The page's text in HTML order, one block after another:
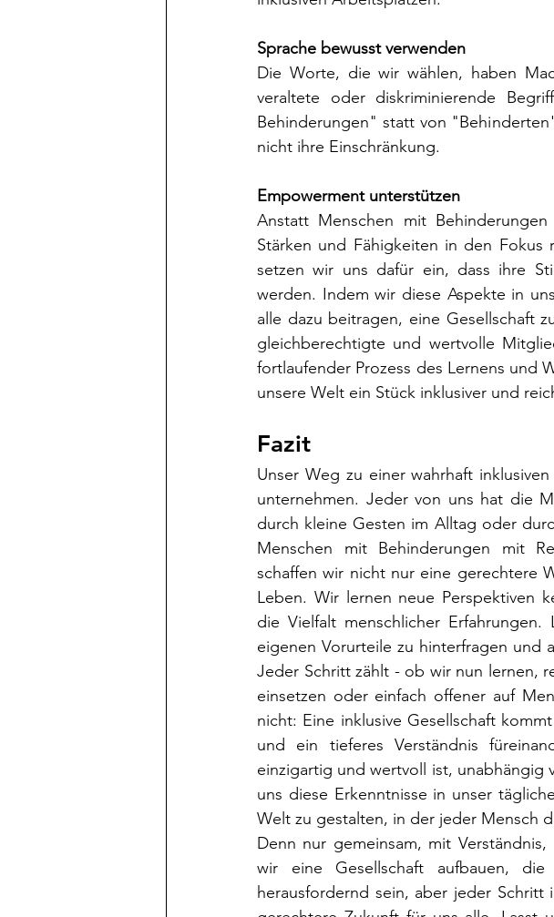
Sprache bewusst verwenden
Die Worte, die wir wählen, haben
veraltete oder diskriminierende
Behinderungen" statt von
nicht ihre Einschränkung.
Empowerment unterstützen
Anstatt Menschen mit
Stärken und Fähigkeiten in den Fokus
setzen wir uns dafür ein, dass ihre
werden. Indem wir diese Aspekte in
alle dazu beitragen, eine Gesellschaft
gleichberechtigte und wertvolle
fortlaufender Prozess des Lernens und
unsere Welt ein Stück inklusiver und
Fazit
Unser Weg zu einer wahrhaft
unternehmen. Jeder von uns hat die
durch kleine Gesten im Alltag oder
Menschen mit Behinderungen mit
schaffen wir nicht nur eine gerechtere
Leben. Wir lernen neue Perspektiven
die Vielfalt menschlicher
eigenen Vorurteile zu hinterfragen und
Jeder Schritt zählt - ob wir nun lernen,
einsetzen oder einfach offener auf
nicht: Eine inklusive Gesellschaft
und ein tieferes Verständnis
einzigartig und wertvoll ist, unabhängig
uns diese Erkenntnisse in unser
Welt zu gestalten, in der jeder Mensch
Denn nur gemeinsam, mit
wir eine Gesellschaft aufbauen,
herausfordernd sein, aber jeder